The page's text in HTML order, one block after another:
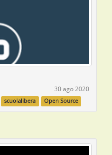
30 ago 2020
scuolalibera Open Source